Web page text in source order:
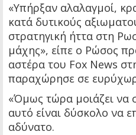
«Υπήρξαν αλαλαγμοί,
κατά δυτικούς
στρατηγική ήττα στη
μάχης», είπε ο Ρώσος
αστέρα του Fox News
παραχώρησε σε
«Όμως τώρα μοιάζει να
αυτό είναι δύσκολο να
αδύνατο.